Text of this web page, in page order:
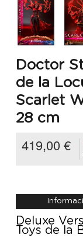
Doctor
de la
Scarlet
28 cm
419,00 €
Deluxe
Toys de la